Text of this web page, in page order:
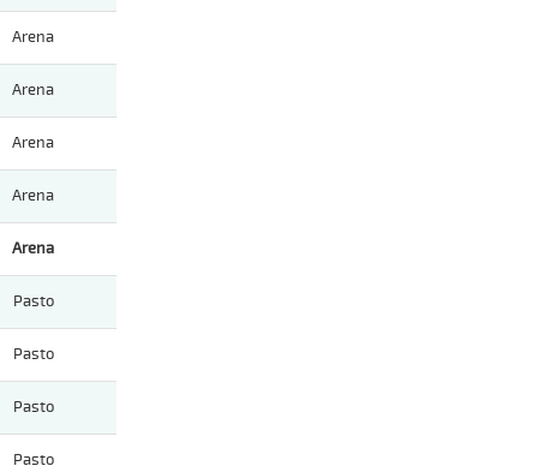
Arena
Arena
Arena
Arena
Arena
Pasto
Pasto
Pasto
Pasto